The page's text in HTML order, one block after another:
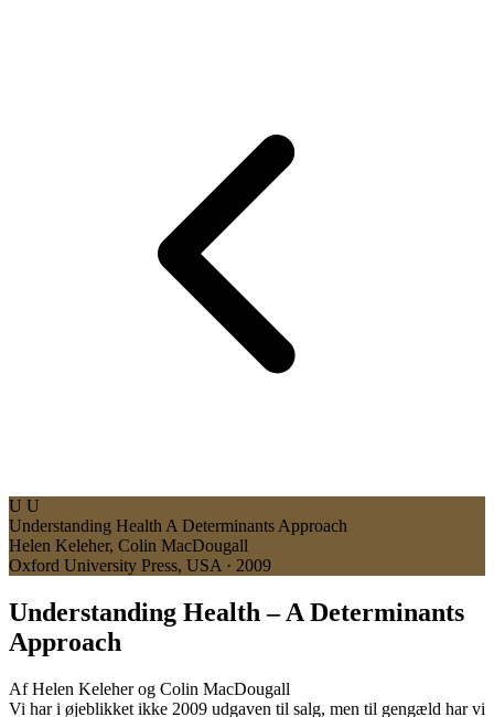
U U
Understanding Health A Determinants Approach
Helen Keleher, Colin MacDougall
Oxford University Press, USA · 2009
Understanding Health– A Determinants
Approach
AfHelen Keleher og Colin MacDougall
Vi har i øjeblikket ikke 2009 udgaven til salg, men til gengæld har vi